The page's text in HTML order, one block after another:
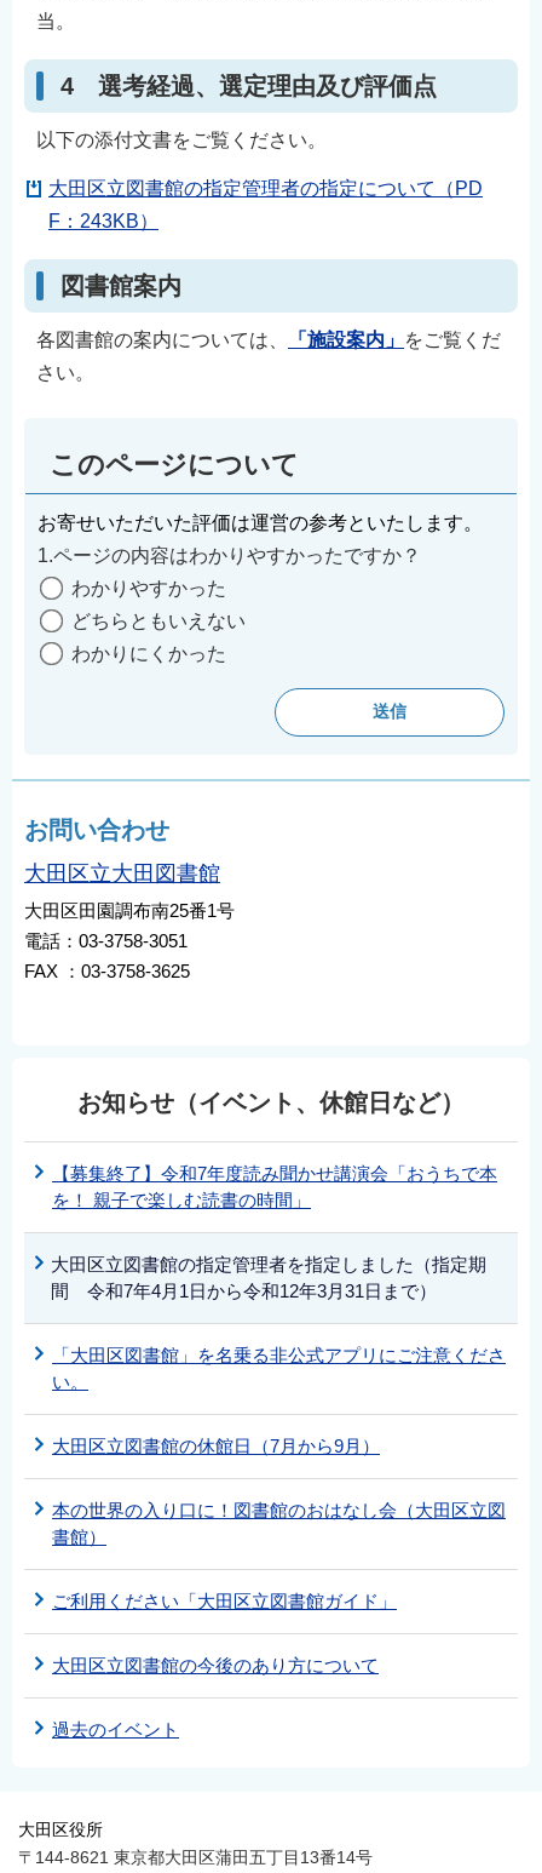
当。
4 選考経過、選定理由及び評価点
以下の添付文書をご覧ください。
大田区立図書館の指定管理者の指定について（PD
F：243KB）
図書館案内
各図書館の案内については、 「施設案内」 をご覧くだ
さい。
このページについて
お寄せいただいた評価は運営の参考といたします。
1.ページの内容はわかりやすかったですか？
わかりやすかった
どちらともいえない
わかりにくかった
お問い合わせ
大田区立大田図書館
大田区田園調布南25番1号
電話：03-3758-3051
FAX ：03-3758-3625
お知らせ（イベント、休館日など）
【募集終了】令和7年度読み聞かせ講演会「おうちで本
を！ 親子で楽しむ読書の時間」
大田区立図書館の指定管理者を指定しました（指定期
間 令和7年4月1日から令和12年3月31日まで）
「大田区図書館」を名乗る非公式アプリにご注意くださ
い。
大田区立図書館の休館日（7月から9月）
本の世界の入り口に！図書館のおはなし会（大田区立図
書館）
ご利用ください「大田区立図書館ガイド」
大田区立図書館の今後のあり方について
過去のイベント
大田区役所
〒144-8621 東京都大田区蒲田五丁目13番14号